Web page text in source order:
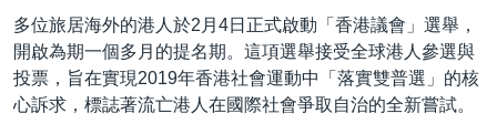
建國史話
廣播節目表
多位旅居海外的港人於2月4日正式啟動「香港議會」選舉，
開啟為期一個多月的提名期。這項選舉接受全球港人參選與
投票，旨在實現2019年香港社會運動中「落實雙普選」的核
心訴求，標誌著流亡港人在國際社會爭取自治的全新嘗試。